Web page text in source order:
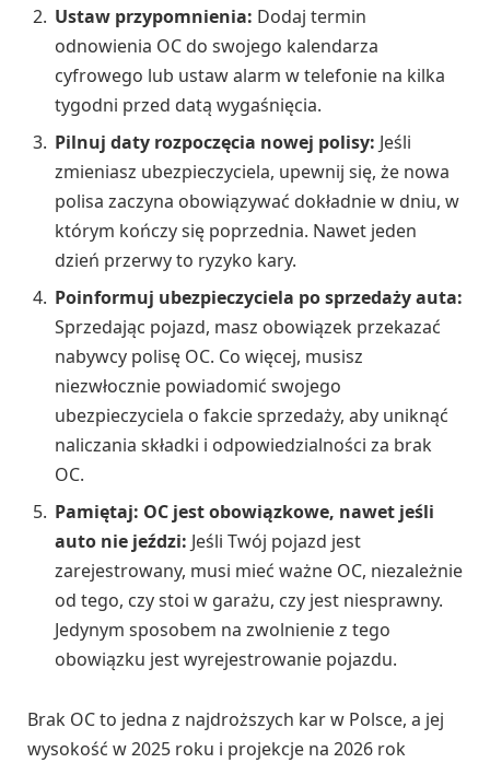
Ustaw przypomnienia: Dodaj termin
odnowienia OC do swojego kalendarza
cyfrowego lub ustaw alarm w telefonie na kilka
tygodni przed datą wygaśnięcia.
Pilnuj daty rozpoczęcia nowej polisy: Jeśli
zmieniasz ubezpieczyciela, upewnij się, że nowa
polisa zaczyna obowiązywać dokładnie w dniu, w
którym kończy się poprzednia. Nawet jeden
dzień przerwy to ryzyko kary.
Poinformuj ubezpieczyciela po sprzedaży auta:
Sprzedając pojazd, masz obowiązek przekazać
nabywcy polisę OC. Co więcej, musisz
niezwłocznie powiadomić swojego
ubezpieczyciela o fakcie sprzedaży, aby uniknąć
naliczania składki i odpowiedzialności za brak
OC.
Pamiętaj: OC jest obowiązkowe, nawet jeśli
auto nie jeździ: Jeśli Twój pojazd jest
zarejestrowany, musi mieć ważne OC, niezależnie
od tego, czy stoi w garażu, czy jest niesprawny.
Jedynym sposobem na zwolnienie z tego
obowiązku jest wyrejestrowanie pojazdu.
Brak OC to jedna z najdroższych kar w Polsce, a jej
wysokość w 2025 roku i projekcje na 2026 rok